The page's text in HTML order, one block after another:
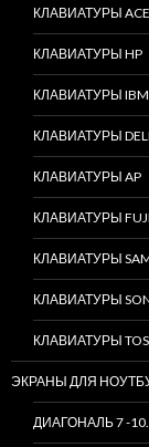
КЛАВИАТУРЫ
КЛАВИАТУРЫ HP
КЛАВИАТУРЫ
КЛАВИАТУРЫ
КЛАВИАТУРЫ AP
КЛАВИАТУРЫ
КЛАВИАТУРЫ
КЛАВИАТУРЫ
КЛАВИАТУРЫ
ЭКРАНЫ ДЛЯ
ДИАГОНАЛЬ 7 -